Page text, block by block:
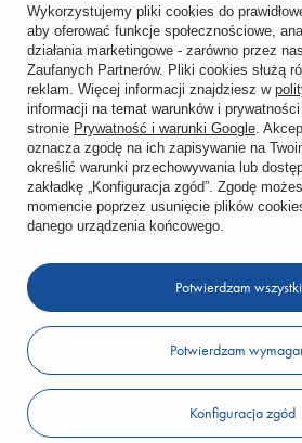
Chcę zareklamować produkt
Chcę zwrócić produkt
Chcę wymienić towar
KONTO
KONTAKT
Wykorzystujemy pliki cookies do
aby oferować funkcje społecznościowe,
działania marketingowe - zarówno przez
Zaufanych Partnerów. Pliki cookies służą
reklam. Więcej informacji znajdziesz w
informacji na temat warunków i
stronie Prywatność i warunki Google.
oznacza zgodę na ich zapisywanie na
określić warunki przechowywania lub
zakładkę „Konfiguracja zgód”. Zgodę
momencie poprzez usunięcie plików
danego urządzenia końcowego.
Potwierdzam
Konfiguracja zgód
Potwierdzam